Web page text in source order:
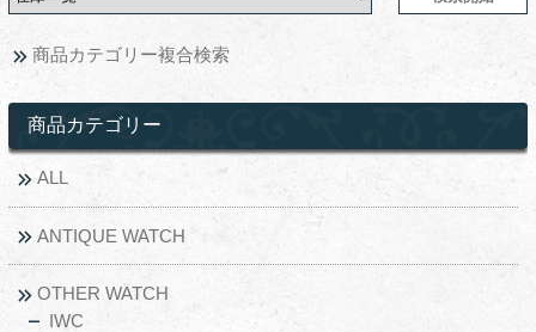
商品カテゴリー複合検索
商品カテゴリー
ALL
ANTIQUE WATCH
OTHER WATCH
IWC